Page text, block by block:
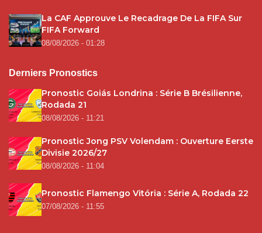
La CAF Approuve Le Recadrage De La FIFA Sur
FIFA Forward
08/08/2026 - 01:28
Derniers Pronostics
Pronostic Goiás Londrina : Série B Brésilienne,
Rodada 21
08/08/2026 - 11:21
Pronostic Jong PSV Volendam : Ouverture Eerste
Divisie 2026/27
08/08/2026 - 11:04
Pronostic Flamengo Vitória : Série A, Rodada 22
07/08/2026 - 11:55